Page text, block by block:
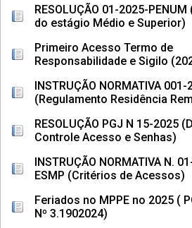
RESOLUÇÃO 01-2025-
do estágio Médio e Superior)
Primeiro Acesso Termo de
Responsabilidade e Sigilo
INSTRUÇÃO NORMATIVA
(Regulamento Residência
RESOLUÇÃO PGJ N 15-2025
Controle Acesso e Senhas)
INSTRUÇÃO NORMATIVA N.
ESMP (Critérios de Acessos)
Feriados no MPPE no 2025 (
Nº 3.1902024)